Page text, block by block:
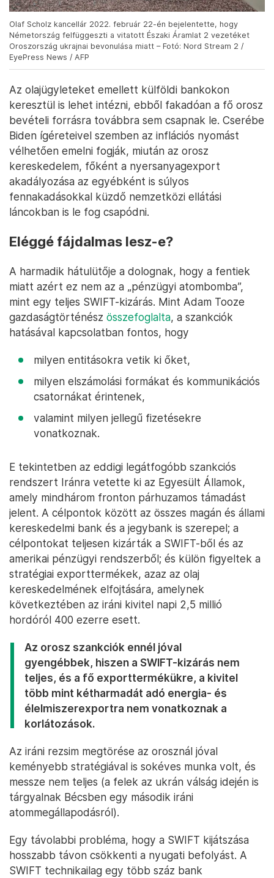
Olaf Scholz kancellár 2022. február 22-én bejelentette, hogy
Németország felfüggeszti a vitatott Északi Áramlat 2 vezetéket
Oroszország ukrajnai bevonulása miatt – Fotó: Nord Stream 2 /
EyePress News / AFP
Az olajügyleteket emellett külföldi bankokon
keresztül is lehet intézni, ebből fakadóan a fő orosz
bevételi forrásra továbbra sem csapnak le. Cserébe
Biden ígéreteivel szemben az inflációs nyomást
vélhetően emelni fogják, miután az orosz
kereskedelem, főként a nyersanyagexport
akadályozása az egyébként is súlyos
fennakadásokkal küzdő nemzetközi ellátási
láncokban is le fog csapódni.
Eléggé fájdalmas lesz-e?
A harmadik hátulütője a dolognak, hogy a fentiek
miatt azért ez nem az a „pénzügyi atombomba”,
mint egy teljes SWIFT-kizárás. Mint Adam Tooze
gazdaságtörténész összefoglalta, a szankciók
hatásával kapcsolatban fontos, hogy
milyen entitásokra vetik ki őket,
milyen elszámolási formákat és kommunikációs
csatornákat érintenek,
valamint milyen jellegű fizetésekre
vonatkoznak.
E tekintetben az eddigi legátfogóbb szankciós
rendszert Iránra vetette ki az Egyesült Államok,
amely mindhárom fronton párhuzamos támadást
jelent. A célpontok között az összes magán és állami
kereskedelmi bank és a jegybank is szerepel; a
célpontokat teljesen kizárták a SWIFT-ből és az
amerikai pénzügyi rendszerből; és külön figyeltek a
stratégiai exporttermékek, azaz az olaj
kereskedelmének elfojtására, amelynek
következtében az iráni kivitel napi 2,5 millió
hordóról 400 ezerre esett.
Az orosz szankciók ennél jóval
gyengébbek, hiszen a SWIFT-kizárás nem
teljes, és a fő exporttermékükre, a kivitel
több mint kétharmadát adó energia- és
élelmiszerexportra nem vonatkoznak a
korlátozások.
Az iráni rezsim megtörése az orosznál jóval
keményebb stratégiával is sokéves munka volt, és
messze nem teljes (a felek az ukrán válság idején is
tárgyalnak Bécsben egy második iráni
atommegállapodásról).
Egy távolabbi probléma, hogy a SWIFT kijátszása
hosszabb távon csökkenti a nyugati befolyást. A
SWIFT technikailag egy több száz bank